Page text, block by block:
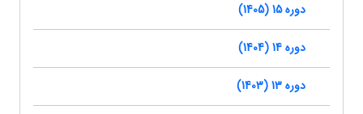
دوره 15 (1405)
دوره 14 (1404)
دوره 13 (1403)